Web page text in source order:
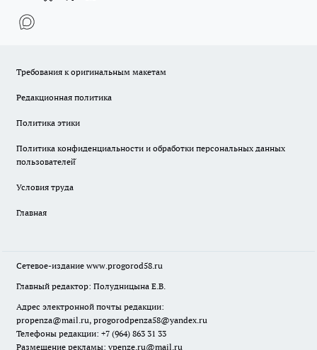
Требования к оригинальным макетам
Редакционная политика
Политика этики
Политика конфиденциальности и обработки персональных данных
пользователей̆
Условия труда
Главная
Сетевое-издание www.progorod58.ru
Главный редактор: Полудницына Е.В.
Адрес электронной почты редакции:
propenza@mail.ru, progorodpenza58@yandex.ru
Телефоны редакции: +7 (964) 863 31 33
Размещение рекламы: vpenze.ru@mail.ru